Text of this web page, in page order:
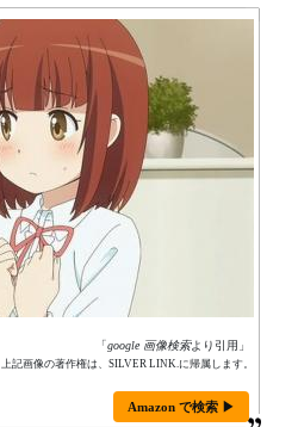
「google 画像検索より引用」
上記画像の著作権は、SILVER LINK.に帰属します。
Amazon で検索 ▶